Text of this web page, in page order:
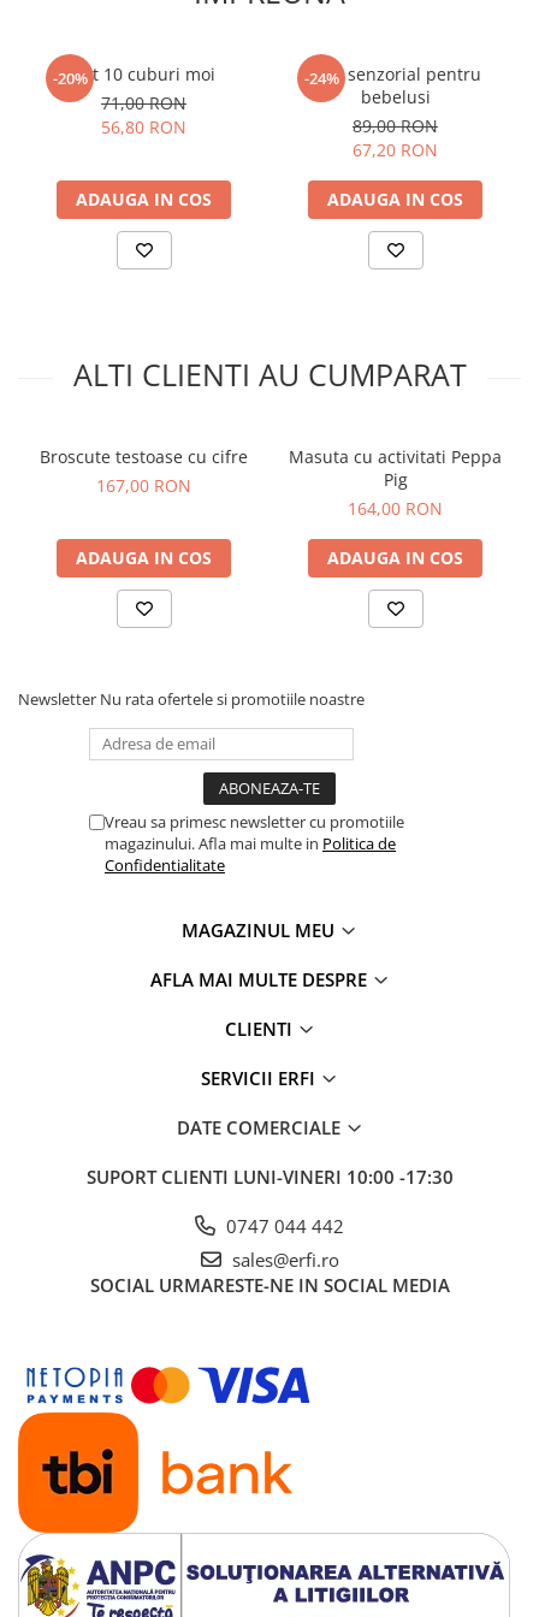
-20%Set 10 cuburi moi
71,00 RON
56,80 RON
ADAUGA IN COS
-24%
Cub senzorial pentru
bebelusi
89,00 RON
67,20 RON
ADAUGA IN COS
ALTI CLIENTI AU CUMPARAT
Broscute testoase cu cifre
167,00 RON
ADAUGA IN COS
Masuta cu activitati Peppa
Pig
164,00 RON
ADAUGA IN COS
Newsletter Nu rata ofertele si promotiile noastre
Vreau sa primesc newsletter cu promotiile
magazinului. Afla mai multe in Politica de
Confidentialitate
MAGAZINUL MEU
AFLA MAI MULTE DESPRE
CLIENTI
SERVICII ERFI
DATE COMERCIALE
SUPORT CLIENTI LUNI-VINERI 10:00 -17:30
0747 044 442
sales@erfi.ro
SOCIAL URMARESTE-NE IN SOCIAL MEDIA